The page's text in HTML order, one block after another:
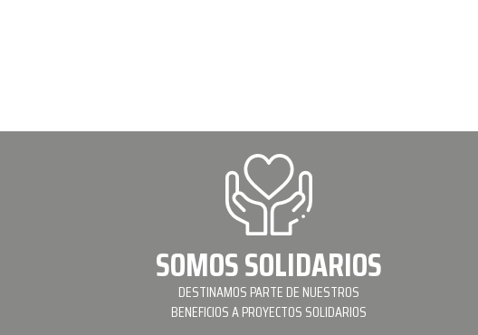
SOMOS SOLIDARIOS
DESTINAMOS PARTE DE NUESTROS
BENEFICIOS A PROYECTOS SOLIDARIOS